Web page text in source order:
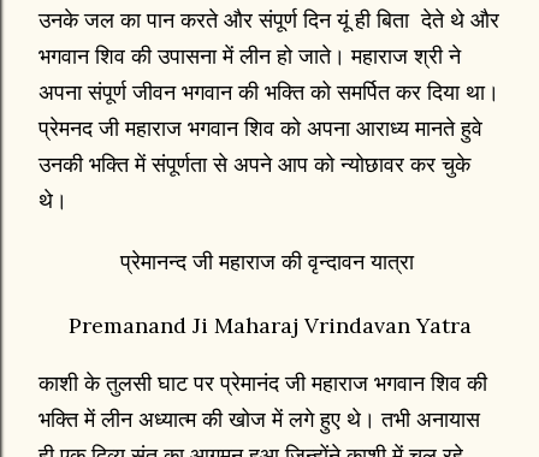
उनके जल का पान करते और संपूर्ण दिन यूं ही बिता देते थे और
भगवान शिव की उपासना में लीन हो जाते। महाराज श्री ने
अपना संपूर्ण जीवन भगवान की भक्ति को समर्पित कर दिया था।
प्रेमनद जी महाराज भगवान शिव को अपना आराध्य मानते हुवे
उनकी भक्ति में संपूर्णता से अपने आप को न्योछावर कर चुके
थे।
प्रेमानन्द जी महाराज की वृन्दावन यात्रा
Premanand Ji Maharaj Vrindavan Yatra
काशी के तुलसी घाट पर प्रेमानंद जी महाराज भगवान शिव की
भक्ति में लीन अध्यात्म की खोज में लगे हुए थे। तभी अनायास